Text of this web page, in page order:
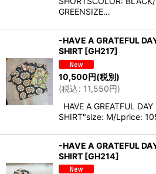
GREENSIZE…
-HAVE A GRATEFUL
SHIRT [GH217]
10,500円(税別)
(税込: 11,550円)
HAVE A GREATFUL
SHIRT"size: M/Lprice:
-HAVE A GRATEFUL
SHIRT [GH214]